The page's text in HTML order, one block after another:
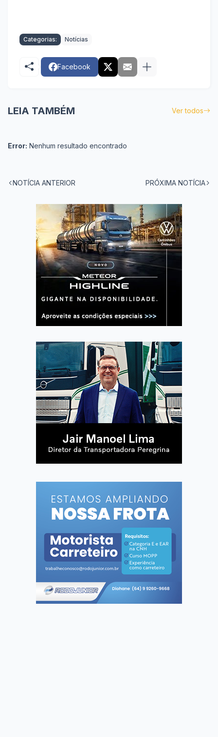
Categorias: Notícias
Facebook
LEIA TAMBÉM Ver todos
Error: Nenhum resultado encontrado
NOTÍCIA ANTERIOR PRÓXIMA NOTÍCIA